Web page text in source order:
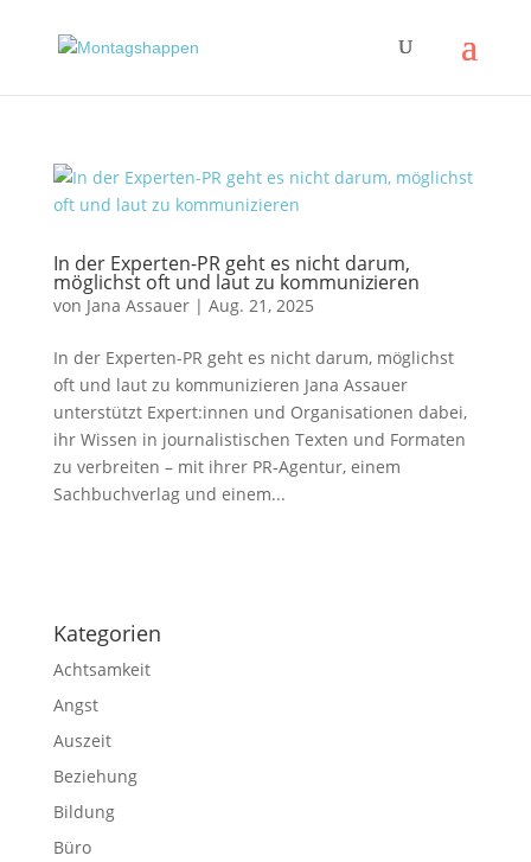
In der Experten-PR geht es nicht darum,
möglichst oft und laut zu kommunizieren
von Jana Assauer| Aug. 21, 2025
In der Experten-PR geht es nicht darum, möglichst
oft und laut zu kommunizieren Jana Assauer
unterstützt Expert:innen und Organisationen dabei,
ihr Wissen in journalistischen Texten und Formaten
zu verbreiten – mit ihrer PR-Agentur, einem
Sachbuchverlag und einem...
Kategorien
Achtsamkeit
Angst
Auszeit
Beziehung
Bildung
Büro